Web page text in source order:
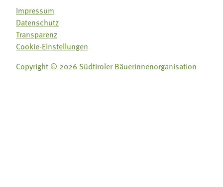
Impressum
Datenschutz
Transparenz
Cookie-Einstellungen
Copyright © 2026 Südtiroler Bäuerinnenorganisation